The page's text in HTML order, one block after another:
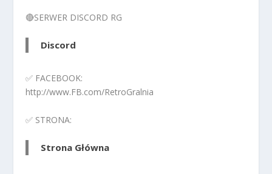
🔴SERWER DISCORD RG
Discord
✅ FACEBOOK:
http://www.FB.com/RetroGralnia
✅ STRONA:
Strona Główna